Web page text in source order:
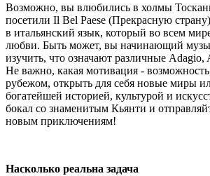
Возможно, вы влюбились в холмы
посетили Il Bel Paese (Прекрасную
в итальянский язык, который во всем
любви. Быть может, вы начинающий
изучить, что означают различные Adagio,
Не важно, какая мотивация - возможность
рубежом, открыть для себя новые миры
богатейшей историей, культурой и
бокал со знаменитым Кьянти и
новым приключениям!
Насколько реальна задача